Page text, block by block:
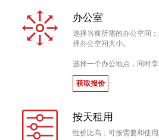
办公室
选择当前所需的办公空间
择办公空间大小。
选择一个办公地点，同时
获取报价
按天租用
性价比高；可按需要和使